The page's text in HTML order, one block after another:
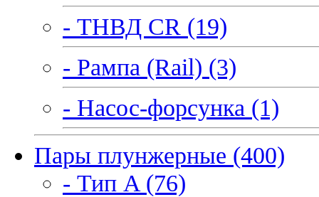
- ТНВД CR (19)
- Рампа (Rail) (3)
- Насос-форсунка (1)
Пары плунжерные (400)
- Тип A (76)